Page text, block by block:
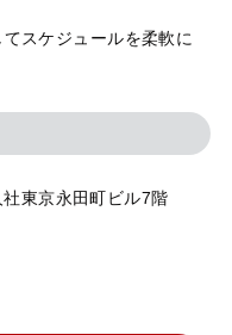
スケジュールを柔軟に
東京永田町ビル7階